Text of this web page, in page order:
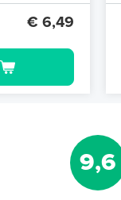
€ 6,49
9,6